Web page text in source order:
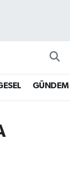
GÜNDEM